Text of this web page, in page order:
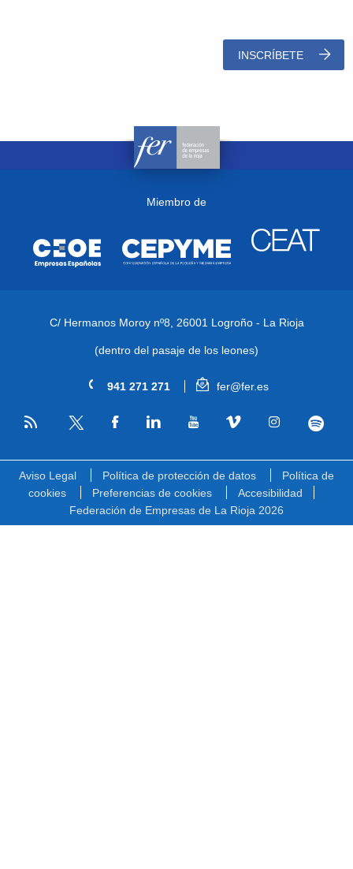
INSCRÍBETE
Miembro de
C/ Hermanos Moroy nº8, 26001 Logroño - La Rioja
(dentro del pasaje de los leones)
941 271 271 fer@fer.es
RSS
Aviso Legal Política de protección de datos
Política de
cookies
Preferencias de cookies
Accesibilidad
Federación de Empresas de La Rioja 2026